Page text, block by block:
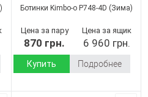
Ботинки Kimbo-o P748-4D (Зима)
Цена за пару
870 грн.
Цена за ящик
6 960 грн.
Купить Подробнее